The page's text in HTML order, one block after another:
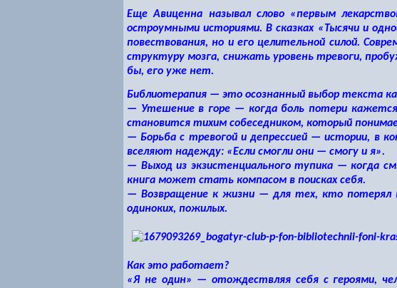
Еще Авиценна называл слово «первым
остроумными историями. В сказках «Тысячи и
повествования, но и его целительной силой.
структуру мозга, снижать уровень тревоги,
бы, его уже нет.
Библиотерапия — это осознанный выбор текста
— Утешение в горе — когда боль потери
становится тихим собеседником, который
— Борьба с тревогой и депрессией— истории, в
вселяют надежду: «Если смогли они — смогу и я».
— Выход из экзистенциального тупика — когда
книга может стать компасом в поисках себя.
— Возвращение к жизни — для тех, кто потерял
одиноких, пожилых.
Как это работает?
«Я не один» — отождествляя себя с героями,